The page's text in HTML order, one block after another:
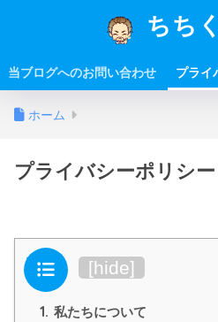
ちち
当ブログへのお問い合わせ プライ
ホーム
プライバシーポリシー
目次 [hide]
1. 私たちについて